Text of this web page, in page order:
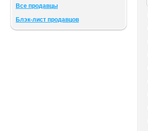
Все продавцы
Блэк-лист продавцов